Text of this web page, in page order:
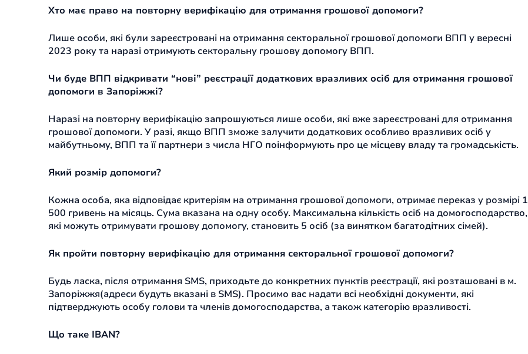
Хто має право на повторну верифікацію для отримання грошової допомоги?
Лише особи, які були зареєстровані на отримання секторальної грошової допомоги ВПП у вересні
2023 року та наразі отримують секторальну грошову допомогу ВПП.
Чи буде ВПП відкривати “нові” реєстрації додаткових вразливих осіб для отримання грошової
допомоги в Запоріжжі?
Наразі на повторну верифікацію запрошуються лише особи, які вже зареєстровані для отримання
грошової допомоги. У разі, якщо ВПП зможе залучити додаткових особливо вразливих осіб у
майбутньому, ВПП та її партнери з числа НГО поінформують про це місцеву владу та громадськість.
Який розмір допомоги?
Кожна особа, яка відповідає критеріям на отримання грошової допомоги, отримає переказ у розмірі 1
500 гривень на місяць. Сума вказана на одну особу. Максимальна кількість осіб на домогосподарство,
які можуть отримувати грошову допомогу, становить 5 осіб (за винятком багатодітних сімей).
Як пройти повторну верифікацію для отримання секторальної грошової допомоги?
Будь ласка, після отримання SMS, приходьте до конкретних пунктів реєстрації, які розташовані в м.
Запоріжжя(адреси будуть вказані в SMS). Просимо вас надати всі необхідні документи, які
підтверджують особу голови та членів домогосподарства, а також категорію вразливості.
Що таке IBAN?